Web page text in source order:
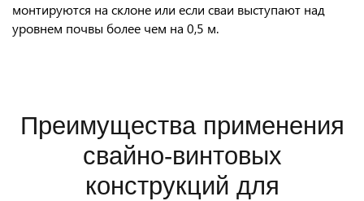
монтируются на склоне или если сваи выступают над
уровнем почвы более чем на 0,5 м.
Преимущества применения
свайно-винтовых
конструкций для